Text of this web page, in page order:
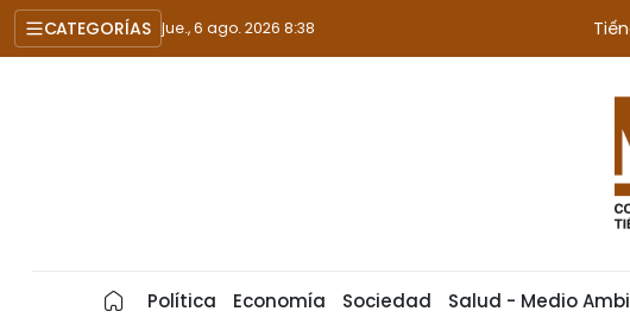
CATEGORÍAS jue., 6 ago. 2026 8:38
Política Economía Sociedad Salud - Medio